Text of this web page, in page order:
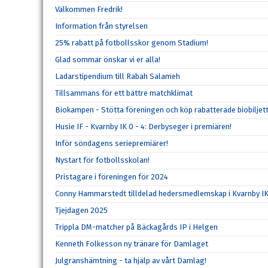
Välkommen Fredrik!
Information från styrelsen
25% rabatt på fotbollsskor genom Stadium!
Glad sommar önskar vi er alla!
Ladarstipendium till Rabah Salameh
Tillsammans för ett bättre matchklimat
Biokampen - Stötta föreningen och köp rabatterade
Husie IF - Kvarnby IK 0 - 4: Derbyseger i premiären!
Inför söndagens seriepremiärer!
Nystart för fotbollsskolan!
Pristagare i föreningen för 2024
Conny Hammarstedt tilldelad hedersmedlemskap i Kvarnby IK
Tjejdagen 2025
Trippla DM-matcher på Bäckagårds IP i Helgen
Kenneth Folkesson ny tränare för Damlaget
Julgranshämtning - ta hjälp av vårt Damlag!